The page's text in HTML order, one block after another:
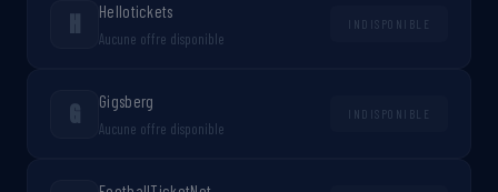
H Hellotickets
Aucune offre disponible
INDISPONIBLE
G Gigsberg
Aucune offre disponible
INDISPONIBLE